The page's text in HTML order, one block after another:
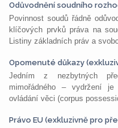
Odůvodnění soudního
Povinnost soudů řádně
klíčových prvků práva na
Listiny základních práv a
Opomenuté důkazy
Jedním z nezbytných
mimořádného – vydržení
ovládání věci (corpus
Právo EU (exkluzivně pro